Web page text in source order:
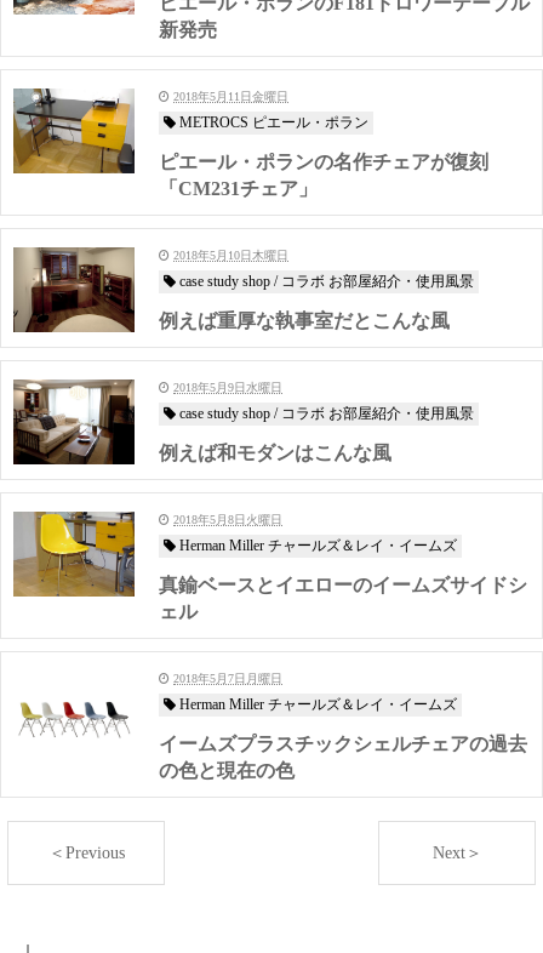
新発売
2018年5月11日金曜日
METROCS ピエール・ポラン
ピエール・ポランの名作チェアが復刻
「CM231チェア」
2018年5月10日木曜日
case study shop / コラボ お部屋紹介・使用風景
例えば重厚な執事室だとこんな風
2018年5月9日水曜日
case study shop / コラボ お部屋紹介・使用風景
例えば和モダンはこんな風
2018年5月8日火曜日
Herman Miller チャールズ＆レイ・イームズ
真鍮ベースとイエローのイームズサイドシ
ェル
2018年5月7日月曜日
Herman Miller チャールズ＆レイ・イームズ
イームズプラスチックシェルチェアの過去
の色と現在の色
＜Previous Next＞